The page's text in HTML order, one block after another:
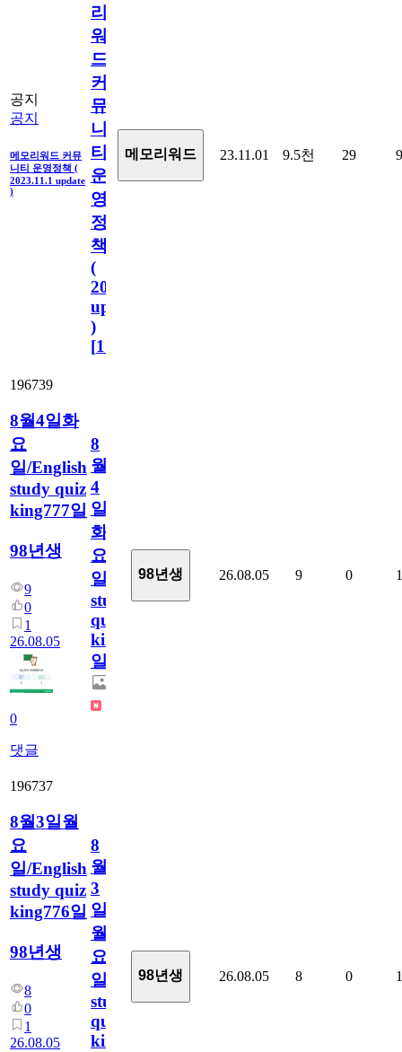
공지
공지
메모리워드 커뮤
니티 운영정책 (
2023.11.1 update
)
리
워
드
커
뮤
니
티
운
영
정
책
(
2023.11.1
update
)
[110
메모리워드 23.11.01 9.5천 29 9
196739
8월4일화
요
일/English
study quiz
king777일
98년생
9
0
1
26.08.05
0
댓글
8
월
4
일
화
요
일/English
study
quiz
king777
일
98년생 26.08.05 9 0 1
196737
8월3일월
요
일/English
study quiz
king776일
98년생
8
0
1
26.08.05
8
월
3
일
월
요
일/English
study
quiz
king776
98년생 26.08.05 8 0 1